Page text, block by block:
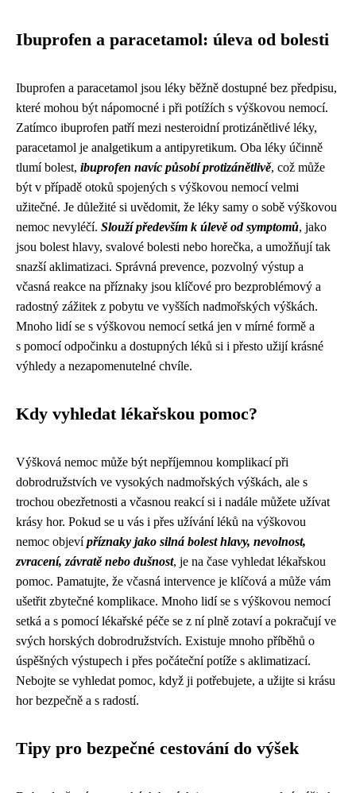
Ibuprofen a paracetamol: úleva od bolesti
Ibuprofen a paracetamol jsou léky běžně dostupné bez předpisu,
které mohou být nápomocné i při potížích s výškovou nemocí.
Zatímco ibuprofen patří mezi nesteroidní protizánětlivé léky,
paracetamol je analgetikum a antipyretikum. Oba léky účinně
tlumí bolest, ibuprofen navíc působí protizánětlivě, což může
být v případě otoků spojených s výškovou nemocí velmi
užitečné. Je důležité si uvědomit, že léky samy o sobě výškovou
nemoc nevyléčí. Slouží především k úlevě od symptomů, jako
jsou bolest hlavy, svalové bolesti nebo horečka, a umožňují tak
snazší aklimatizaci. Správná prevence, pozvolný výstup a
včasná reakce na příznaky jsou klíčové pro bezproblémový a
radostný zážitek z pobytu ve vyšších nadmořských výškách.
Mnoho lidí se s výškovou nemocí setká jen v mírné formě a
s pomocí odpočinku a dostupných léků si i přesto užijí krásné
výhledy a nezapomenutelné chvíle.
Kdy vyhledat lékařskou pomoc?
Výšková nemoc může být nepříjemnou komplikací při
dobrodružstvích ve vysokých nadmořských výškách, ale s
trochou obezřetnosti a včasnou reakcí si i nadále můžete užívat
krásy hor. Pokud se u vás i přes užívání léků na výškovou
nemoc objevípříznaky jako silná bolest hlavy, nevolnost,
zvracení, závratě nebo dušnost, je na čase vyhledat lékařskou
pomoc. Pamatujte, že včasná intervence je klíčová a může vám
ušetřit zbytečné komplikace. Mnoho lidí se s výškovou nemocí
setká a s pomocí lékařské péče se z ní plně zotaví a pokračují ve
svých horských dobrodružstvích. Existuje mnoho příběhů o
úspěšných výstupech i přes počáteční potíže s aklimatizací.
Nebojte se vyhledat pomoc, když ji potřebujete, a užijte si krásu
hor bezpečně a s radostí.
Tipy pro bezpečné cestování do výšek